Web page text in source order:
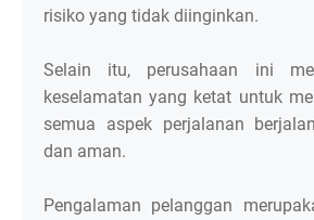
risiko yang tidak diinginkan.
Selain itu, perusahaan ini
keselamatan yang ketat untuk
semua aspek perjalanan
dan aman.
Pengalaman pelanggan